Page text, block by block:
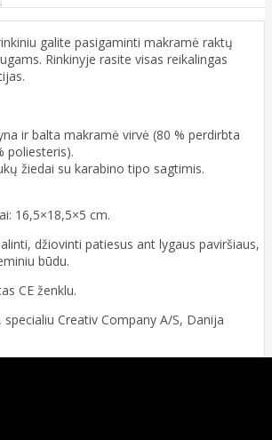
galite pasigaminti makramė raktų
Rinkinyje rasite visas reikalingas
ir balta makramė virvė (80 % perdirbta
poliesteris).
žiedai su karabino tipo sagtimis.
16,5×18,5×5 cm.
džiovinti patiesus ant lygaus paviršiaus,
būdu.
CE ženklu.
Creativ Company A/S, Danija